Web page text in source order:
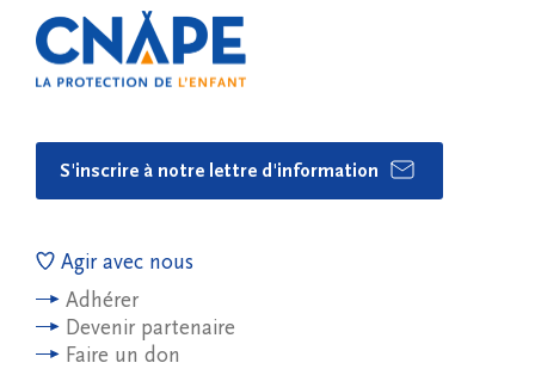
S'inscrire à notre lettre d'information
Agir avec nous
Adhérer
Devenir partenaire
Faire un don